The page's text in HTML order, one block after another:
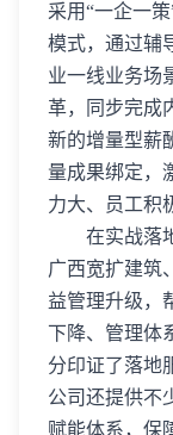
采用“一企一
模式，通过辅
业一线业务场
革，同步完成
新的增量型薪
量成果绑定，
力大、员工积
在实战落
广西宽扩建筑
益管理升级，
下降、管理体
分印证了落地
公司还提供不
赋能体系，保